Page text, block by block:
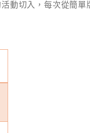
動切入，每次從簡單